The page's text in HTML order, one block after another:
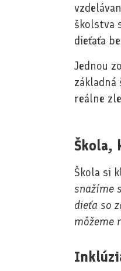
školstva
dieťaťa
Jednou
reálne
Škola,
Škola si
snažíme
dieťa so
môžeme